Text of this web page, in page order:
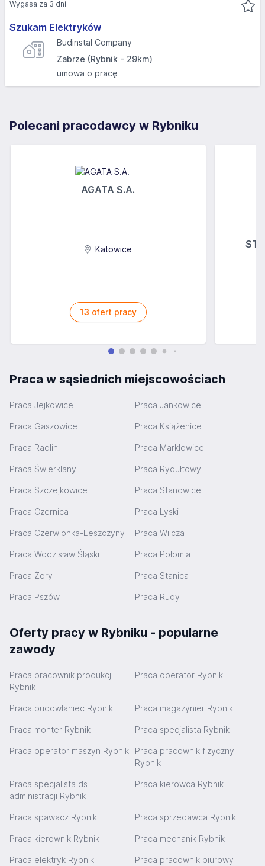
Szukam Elektryków
Budinstal Company
Zabrze (Rybnik - 29km)
umowa o pracę
Wygasa za 3 dni
Polecani pracodawcy w Rybniku
AGATA S.A.
Katowice
13 ofert pracy
Praca w sąsiednich miejscowościach
Praca Jejkowice Praca Jankowice
Praca Gaszowice Praca Książenice
Praca Radlin Praca Marklowice
Praca Świerklany Praca Rydułtowy
Praca Szczejkowice Praca Stanowice
Praca Czernica Praca Lyski
Praca Czerwionka-Leszczyny Praca Wilcza
Praca Wodzisław Śląski Praca Połomia
Praca Żory Praca Stanica
Praca Pszów Praca Rudy
Oferty pracy w Rybniku - popularne
zawody
Praca pracownik produkcji
Rybnik
Praca operator Rybnik
Praca budowlaniec Rybnik Praca magazynier Rybnik
Praca monter Rybnik Praca specjalista Rybnik
Praca operator maszyn Rybnik
Praca pracownik fizyczny
Rybnik
Praca specjalista ds
administracji Rybnik
Praca kierowca Rybnik
Praca spawacz Rybnik Praca sprzedawca Rybnik
Praca kierownik Rybnik Praca mechanik Rybnik
Praca elektryk Rybnik
Praca pracownik biurowy